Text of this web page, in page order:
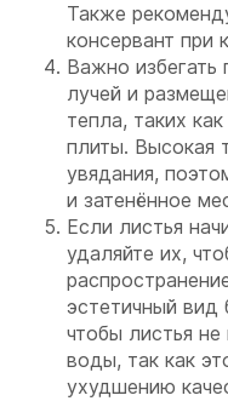
Также
консервант
Важно избегать
лучей и
тепла, таких
плиты. Высокая
увядания,
и затенённое
Если листья
удаляйте их,
эстетичный вид
чтобы листья
воды, так как
ухудшению